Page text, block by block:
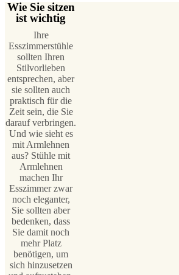
Wie Sie sitzen
ist wichtig
Ihre
Esszimmerstühle
sollten Ihren
Stilvorlieben
entsprechen, aber
sie sollten auch
praktisch für die
Zeit sein, die Sie
darauf verbringen.
Und wie sieht es
mit Armlehnen
aus? Stühle mit
Armlehnen
machen Ihr
Esszimmer zwar
noch eleganter,
Sie sollten aber
bedenken, dass
Sie damit noch
mehr Platz
benötigen, um
sich hinzusetzen